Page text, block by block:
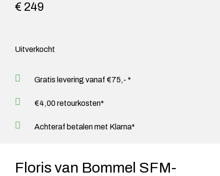
€ 249
Uitverkocht
Gratis levering vanaf €75,- *
€4,00 retourkosten*
Achteraf betalen met Klarna*
Floris van Bommel SFM-